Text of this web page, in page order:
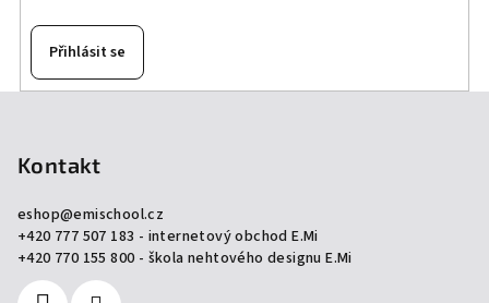
Přihlásit se
Kontakt
eshop@emischool.cz
+420 777 507 183 - internetový obchod E.Mi
+420 770 155 800 - škola nehtového designu E.Mi